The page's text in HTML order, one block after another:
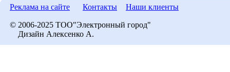
Реклама на сайте Контакты Наши клиенты
© 2006-2025 ТОО"Электронный город"
Дизайн Алексенко А.